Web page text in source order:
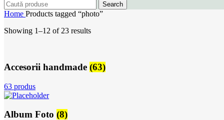
Search
Home Products tagged “photo”
Showing 1–12 of 23 results
Accesorii handmade (63)
63 produs
Album Foto (8)